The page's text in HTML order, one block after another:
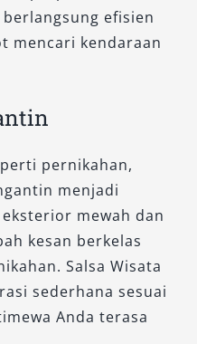
lembut, kabin
responsif. Cocok
jangka
kenyamanan ekstra
interior. Jok captain
audio premium,
menambah
Pilihan warna
ideal
antar jemput
efisien
mencari kendaraan
pernikahan,
menjadi
mewah dan
kesan berkelas
Salsa Wisata
sederhana sesuai
Anda terasa